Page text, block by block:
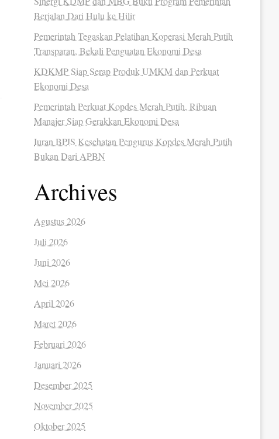
Berjalan Dari Hulu ke Hilir
Pemerintah Tegaskan Pelatihan Koperasi Merah Putih
Transparan, Bekali Penguatan Ekonomi Desa
KDKMP Siap Serap Produk UMKM dan Perkuat
Ekonomi Desa
Pemerintah Perkuat Kopdes Merah Putih, Ribuan
Manajer Siap Gerakkan Ekonomi Desa
Iuran BPJS Kesehatan Pengurus Kopdes Merah Putih
Bukan Dari APBN
Archives
Agustus 2026
Juli 2026
Juni 2026
Mei 2026
April 2026
Maret 2026
Februari 2026
Januari 2026
Desember 2025
November 2025
Oktober 2025